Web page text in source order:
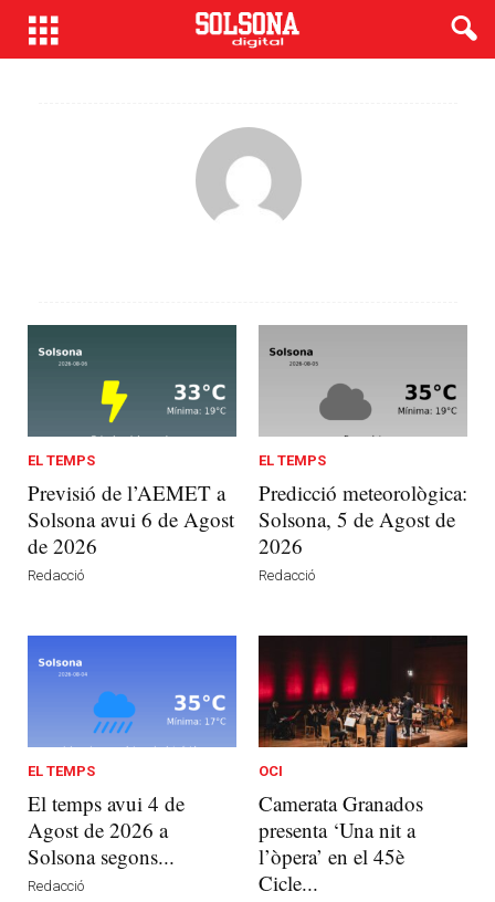
EL TEMPS
Previsió de l’AEMET a
Solsona avui 6 de Agost
de 2026
Redacció
EL TEMPS
Predicció meteorològica:
Solsona, 5 de Agost de
2026
Redacció
EL TEMPS
El temps avui 4 de
Agost de 2026 a
Solsona segons...
Redacció
OCI
Camerata Granados
presenta ‘Una nit a
l’òpera’ en el 45è
Cicle...